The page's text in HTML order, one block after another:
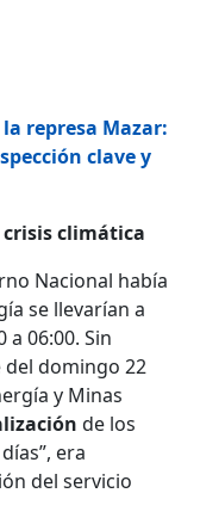
represa Mazar:
clave y
climática
Nacional había
se llevarían a
06:00. Sin
del domingo 22
y Minas
de los
era
del servicio